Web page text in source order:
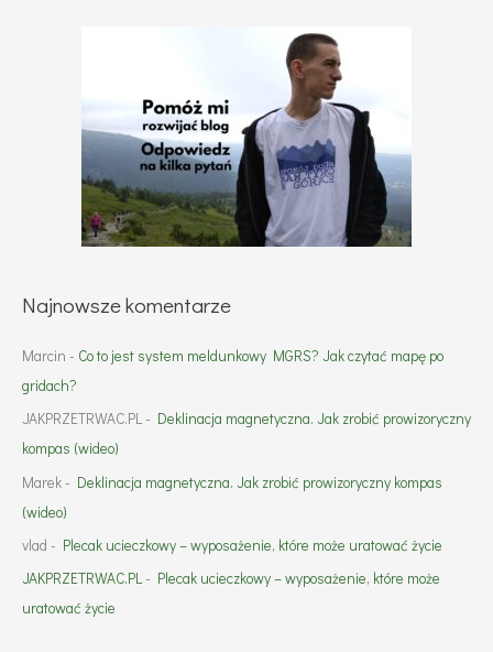
Najnowsze komentarze
Marcin - Co to jest system meldunkowy MGRS? Jak czytać mapę po
gridach?
JAKPRZETRWAC.PL - Deklinacja magnetyczna. Jak zrobić prowizoryczny
kompas (wideo)
Marek - Deklinacja magnetyczna. Jak zrobić prowizoryczny kompas
(wideo)
vlad - Plecak ucieczkowy – wyposażenie, które może uratować życie
JAKPRZETRWAC.PL- Plecak ucieczkowy – wyposażenie, które może
uratować życie